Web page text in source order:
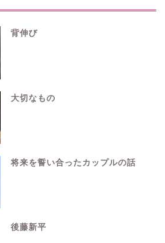
背伸び
大切なもの
将来を誓い合ったカップルの話
後藤新平